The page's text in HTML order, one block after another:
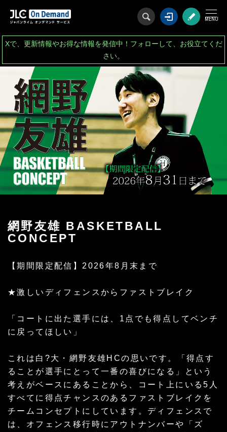
ログイン会
Xで、更新情報やお得な情報を発信中！フォローして、お役立てくだ
さい。
網野友雄 BASKETBALL
CONCEPT
【期間限定配信】2026年8月末まで
★激しいディフェンスからファストブレイク
「コートに出た選手には、1点でも得点してベンチ
に戻ってほしい」
これは白?大・網野友雄HCの思いです。「得点す
ることが選手にとって一番の喜びになる」という
考えがベースにあることから、コート上にいる5人
すべてに得点チャンスのあるファストブレイクを
チームコンセプトにしています。ディフェンスで
は、オフェンス移行時にアウトナンバーや「ズ